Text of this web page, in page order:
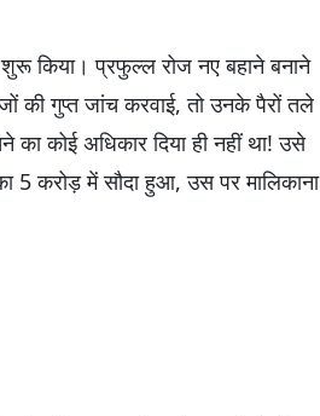
किया। प्रफुल्ल रोज नए बहाने बनाने
की गुप्त जांच करवाई, तो उनके पैरों तले
कोई अधिकार दिया ही नहीं था! उसे
5 करोड़ में सौदा हुआ, उस पर मालिकाना